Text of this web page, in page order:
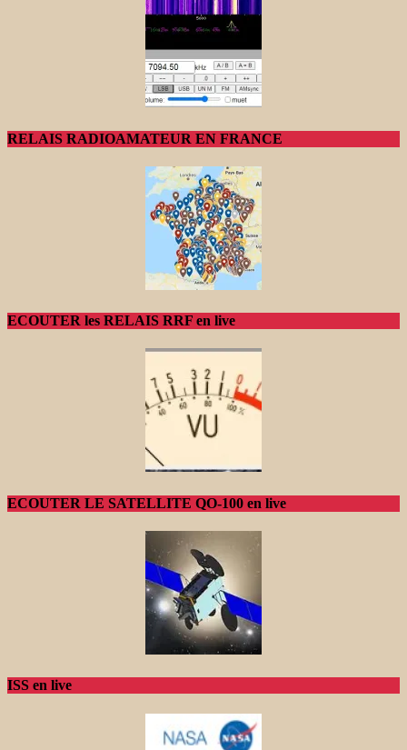
RELAIS RADIOAMATEUR EN FRANCE
ECOUTER les RELAIS RRF en live
ECOUTER LE SATELLITE QO-100 en live
ISS en live